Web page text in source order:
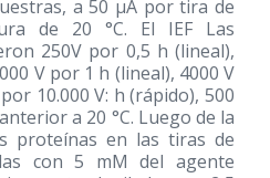
a 50 μA por tira de
de 20 °C. El IEF Las
250V por 0,5 h (lineal),
V por 1 h (lineal), 4000 V
10.000 V: h (rápido), 500
a 20 °C. Luego de la
proteínas en las tiras de
con 5 mM del agente